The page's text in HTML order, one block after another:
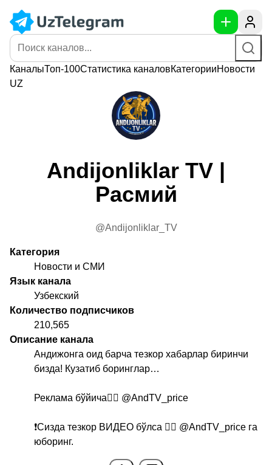
КаналыТоп-100Статистика каналовКатегорииНовости
UZ
Andijonliklar TV |
Расмий
@Andijonliklar_TV
Категория
Новости и СМИ
Язык канала
Узбекский
Количество подписчиков
210,565
Описание канала
Андижонга оид барча тезкор хабарлар биринчи
бизда! Кузатиб боринглар…
Реклама бўйича👉🏻 @AndTV_price
❗️Сизда тезкор ВИДЕО бўлса 👉🏻 @AndTV_price га
юборинг.